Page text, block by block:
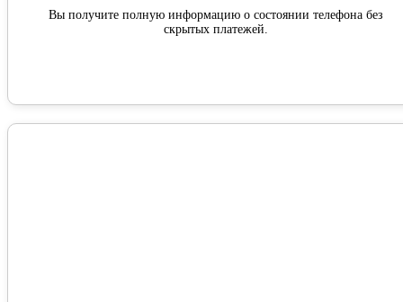
Вы получите полную информацию о состоянии телефона без
скрытых платежей.